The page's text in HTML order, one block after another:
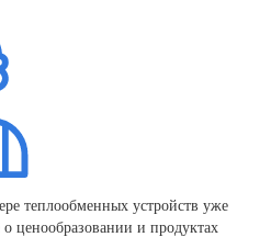
теплообменных устройств уже
ценообразовании и продуктах